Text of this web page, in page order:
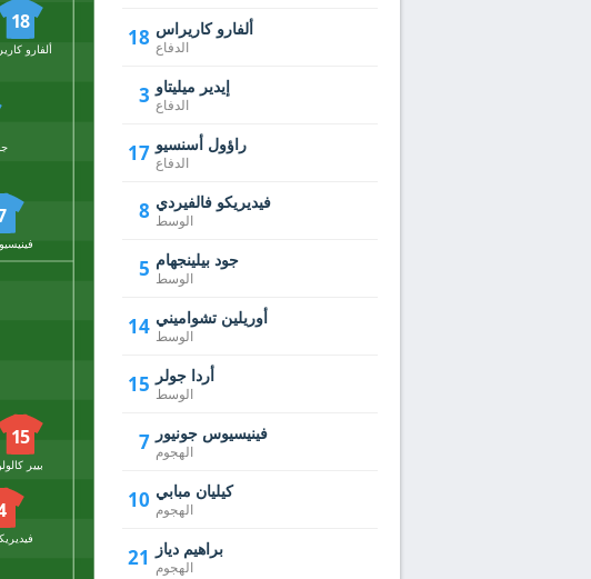
18
15
بيير
18 ألفارو كاريراس
الدفاع
3 إيدير ميليتاو
الدفاع
17 راؤول أسنسيو
الدفاع
8 فيديريكو فالفيردي
الوسط
5 جود بيلينجهام
الوسط
14 أوريلين تشواميني
الوسط
15 أردا جولر
الوسط
7 فينيسيوس جونيور
الهجوم
10 كيليان مبابي
الهجوم
21 براهيم دياز
الهجوم